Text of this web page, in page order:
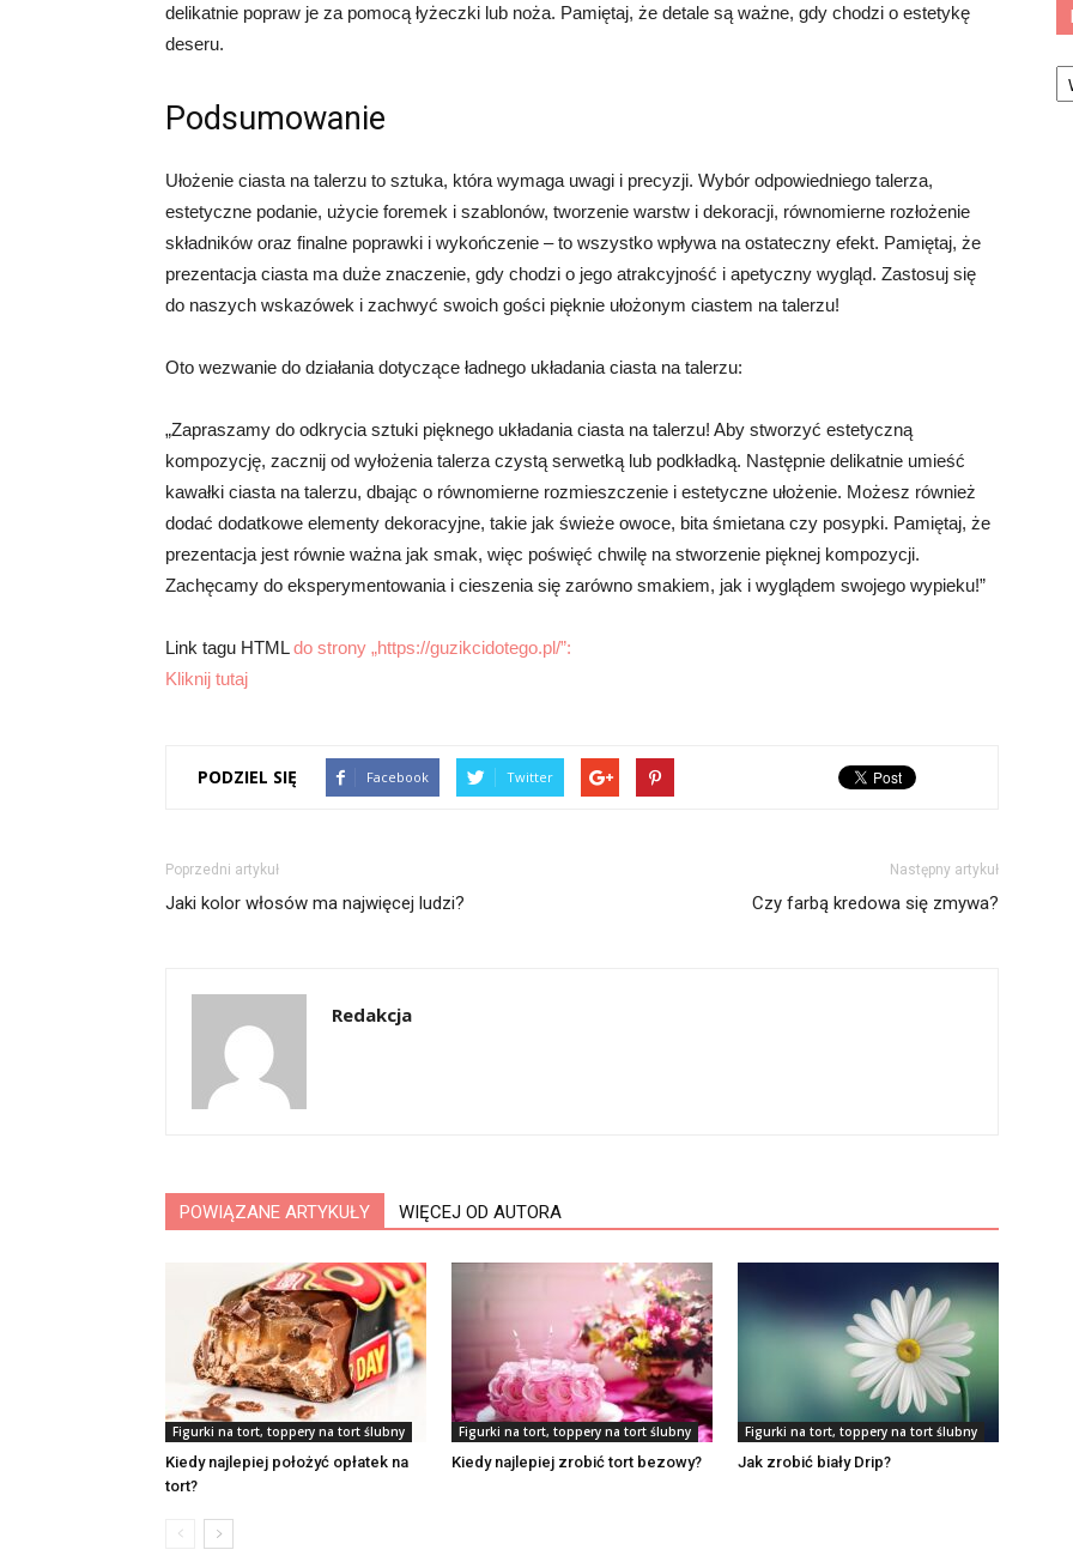
delikatnie popraw je za pomocą łyżeczki lub noża. Pamiętaj, że detale są ważne, gdy chodzi o estetykę
deseru.
Podsumowanie
Ułożenie ciasta na talerzu to sztuka, która wymaga uwagi i precyzji. Wybór odpowiedniego talerza,
estetyczne podanie, użycie foremek i szablonów, tworzenie warstw i dekoracji, równomierne rozłożenie
składników oraz finalne poprawki i wykończenie – to wszystko wpływa na ostateczny efekt. Pamiętaj, że
prezentacja ciasta ma duże znaczenie, gdy chodzi o jego atrakcyjność i apetyczny wygląd. Zastosuj się
do naszych wskazówek i zachwyć swoich gości pięknie ułożonym ciastem na talerzu!
Oto wezwanie do działania dotyczące ładnego układania ciasta na talerzu:
„Zapraszamy do odkrycia sztuki pięknego układania ciasta na talerzu! Aby stworzyć estetyczną
kompozycję, zacznij od wyłożenia talerza czystą serwetką lub podkładką. Następnie delikatnie umieść
kawałki ciasta na talerzu, dbając o równomierne rozmieszczenie i estetyczne ułożenie. Możesz również
dodać dodatkowe elementy dekoracyjne, takie jak świeże owoce, bita śmietana czy posypki. Pamiętaj, że
prezentacja jest równie ważna jak smak, więc poświęć chwilę na stworzenie pięknej kompozycji.
Zachęcamy do eksperymentowania i cieszenia się zarówno smakiem, jak i wyglądem swojego wypieku!”
Link tagu HTMLdo strony „https://guzikcidotego.pl/”:
Kliknij tutaj
PODZIEL SIĘ Facebook Twitter
Poprzedni artykuł
Jaki kolor włosów ma najwięcej ludzi?
Następny artykuł
Czy farbą kredowa się zmywa?
Redakcja
POWIĄZANE ARTYKUŁY WIĘCEJ OD AUTORA
Figurki na tort, toppery na tort ślubny
Kiedy najlepiej położyć opłatek na
tort?
Figurki na tort, toppery na tort ślubny
Kiedy najlepiej zrobić tort bezowy?
Figurki na tort, toppery na tort ślubny
Jak zrobić biały Drip?